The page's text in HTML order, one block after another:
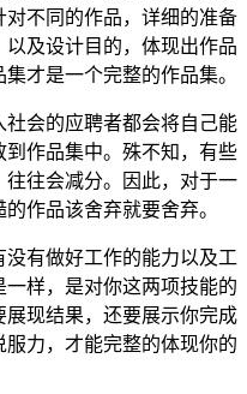
不同的作品，详细的准备
及设计目的，体现出作品
才是一个完整的作品集。
会的应聘者都会将自己能
作品集中。殊不知，有些
往会减分。因此，对于一
作品该舍弃就要舍弃。
有做好工作的能力以及工
样，是对你这两项技能的
现结果，还要展示你完成
力，才能完整的体现你的